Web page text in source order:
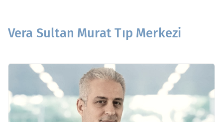
Vera Sultan Murat Tıp Merkezi